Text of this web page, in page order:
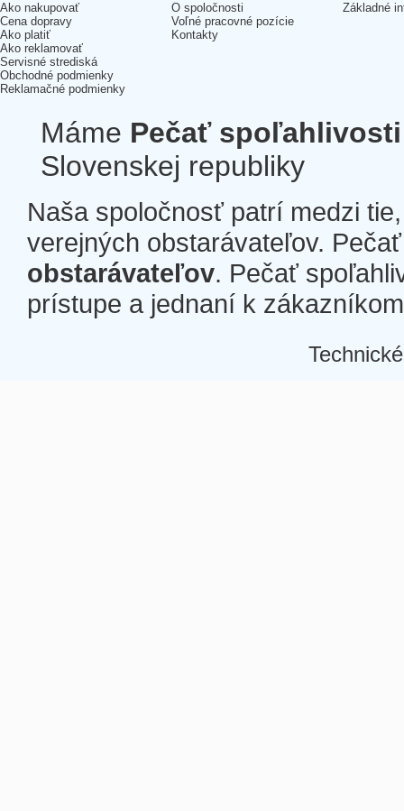
Ako nakupovať
Cena dopravy
Ako platiť
Ako reklamovať
Servisné strediská
Obchodné podmienky
Reklamačné podmienky
O spoločnosti
Voľné pracovné pozície
Kontakty
Základné
Máme Pečať spoľahlivosti
Slovenskej republiky
Naša spoločnosť patrí medzi
verejných obstarávateľov.
obstarávateľov. Pečať
prístupe a jednaní k